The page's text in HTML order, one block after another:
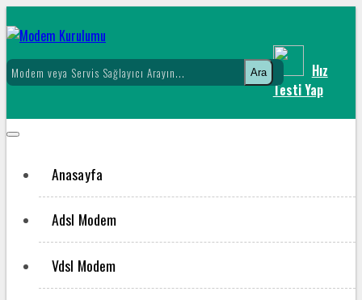
Ara
Hız
Testi Yap
Anasayfa
Adsl Modem
Vdsl Modem